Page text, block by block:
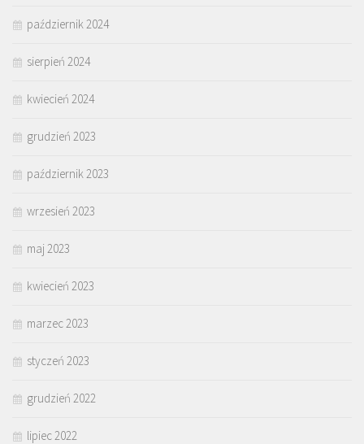
październik 2024
sierpień 2024
kwiecień 2024
grudzień 2023
październik 2023
wrzesień 2023
maj 2023
kwiecień 2023
marzec 2023
styczeń 2023
grudzień 2022
lipiec 2022